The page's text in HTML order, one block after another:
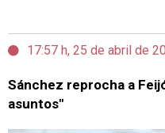
17:57 h, 25 de abril de
Sánchez reprocha a
asuntos"